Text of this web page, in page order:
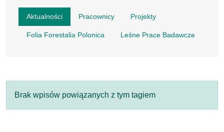
Aktualności Pracownicy Projekty
Folia Forestalia Polonica Leśne Prace Badawcze
Brak wpisów powiązanych z tym tagiem